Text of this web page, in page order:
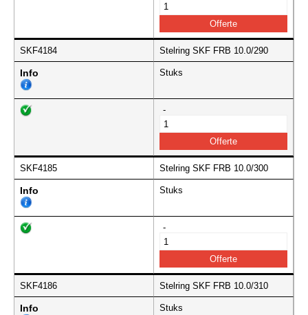
SKF4184 Stelring SKF FRB 10.0/290
Info Stuks
-
SKF4185 Stelring SKF FRB 10.0/300
Info Stuks
-
SKF4186 Stelring SKF FRB 10.0/310
Info Stuks